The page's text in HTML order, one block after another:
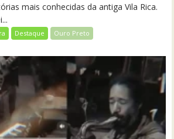
mais conhecidas da antiga Vila Rica.
Destaque Ouro Preto